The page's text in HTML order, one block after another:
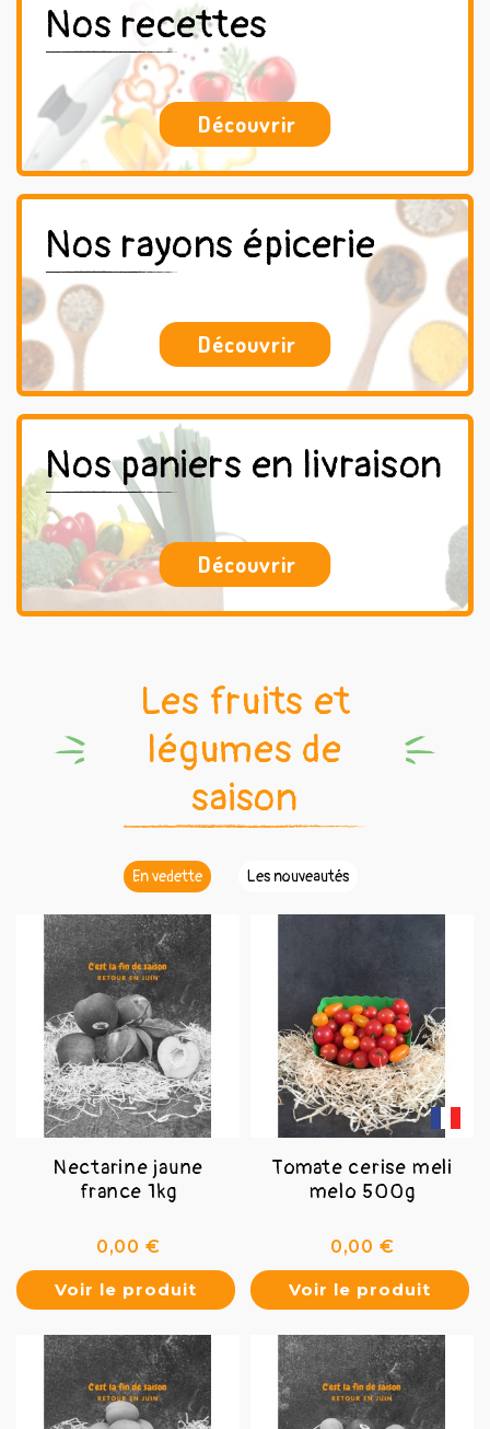
Nos recettes
Découvrir
Nos rayons épicerie
Découvrir
Nos paniers en livraison
Découvrir
Les fruits et
légumes de
saison
En vedette Les nouveautés
Nectarine jaune
france 1kg
0,00 €Prix
Voir le produit
Tomate cerise meli
melo 500g
0,00 €Prix
Voir le produit